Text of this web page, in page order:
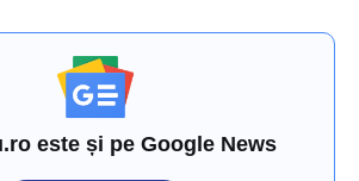
este și pe Google News